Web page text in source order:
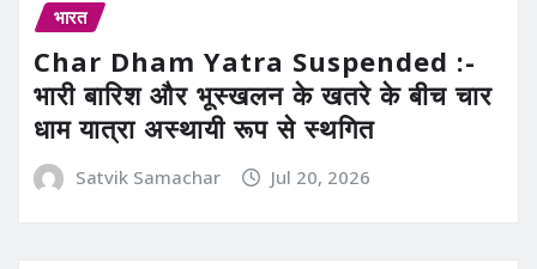
भारत
Char Dham Yatra Suspended :-
भारी बारिश और भूस्खलन के खतरे के बीच चार
धाम यात्रा अस्थायी रूप से स्थगित
Satvik Samachar Jul 20, 2026